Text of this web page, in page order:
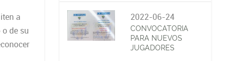
a
de su
2022-06-24
CONVOCATORIA
PARA NUEVOS
JUGADORES